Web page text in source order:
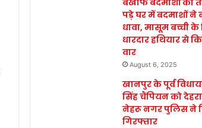
बेखौफ बदमाशों का
पड़े घर में बदमाशों ने
धावा, मासूम बच्ची के
धारदार हथियार से
वार
August 6, 2025
खानपुर के पूर्व
सिंह चैंपियन को
नेहरू नगर पुलिस ने
गिरफ्तार